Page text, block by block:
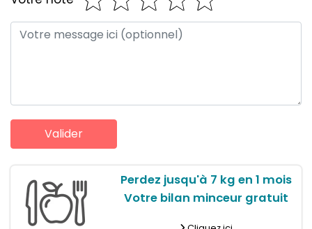
Perdez jusqu'à 7 kg en 1 mois
Votre bilan minceur gratuit